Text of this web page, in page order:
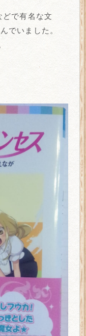
どで有名な文
でいました。